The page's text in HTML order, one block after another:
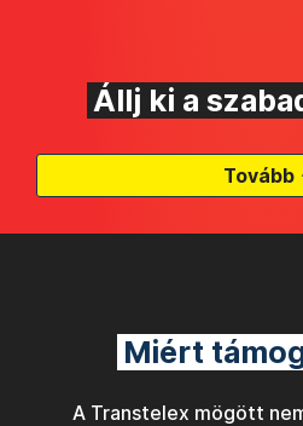
Állj ki a
Tovább
Miért
A Transtelex mögött